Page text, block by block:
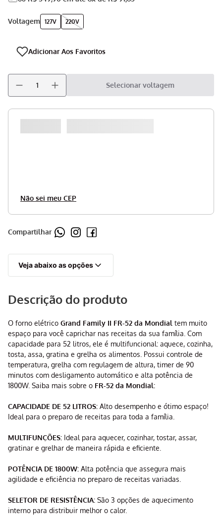
voltagem 127V 220V
Selecionar voltagem
Não sei meu CEP
Compartilhar
Veja abaixo as opções
Descrição do produto
O forno elétrico Grand Family II FR-52 da Mondial tem muito
espaço para você caprichar nas receitas da sua família. Com
capacidade para 52 litros, ele é multifuncional: aquece, cozinha,
tosta, assa, gratina e grelha os alimentos. Possui controle de
temperatura, grelha com regulagem de altura, timer de 90
minutos com desligamento automático e alta potência de
1800W. Saiba mais sobre o FR-52 da Mondial:
CAPACIDADE DE 52 LITROS: Alto desempenho e ótimo espaço!
Ideal para o preparo de receitas para toda a família.
MULTIFUNÇÕES: Ideal para aquecer, cozinhar, tostar, assar,
gratinar e grelhar de maneira rápida e eficiente.
POTÊNCIA DE 1800W: Alta potência que assegura mais
agilidade e eficiência no preparo de receitas variadas.
SELETOR DE RESISTÊNCIA: São 3 opções de aquecimento
interno para distribuir melhor o calor.